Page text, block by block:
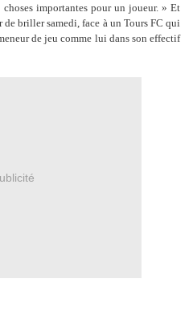
importantes pour un joueur. » Et
briller samedi, face à un Tours FC qui
de jeu comme lui dans son effectif